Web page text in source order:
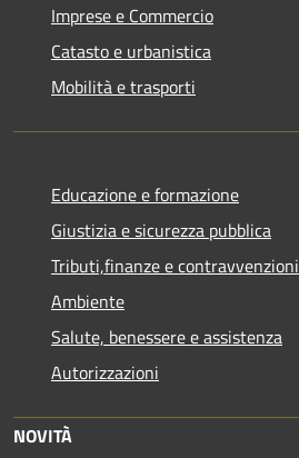
Imprese e Commercio
Catasto e urbanistica
Mobilità e trasporti
Educazione e formazione
Giustizia e sicurezza pubblica
Tributi,finanze e contravvenzioni
Ambiente
Salute, benessere e assistenza
Autorizzazioni
NOVITÀ